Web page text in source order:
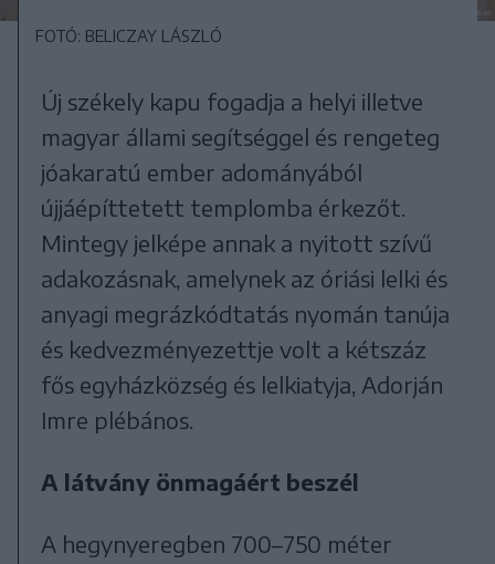
FOTÓ: BELICZAY LÁSZLÓ
Új székely kapu fogadja a helyi illetve
magyar állami segítséggel és rengeteg
jóakaratú ember adományából
újjáépíttetett templomba érkezőt.
Mintegy jelképe annak a nyitott szívű
adakozásnak, amelynek az óriási lelki és
anyagi megrázkódtatás nyomán tanúja
és kedvezményezettje volt a kétszáz
fős egyházközség és lelkiatyja, Adorján
Imre plébános.
A látvány önmagáért beszél
A hegynyeregben 700–750 méter